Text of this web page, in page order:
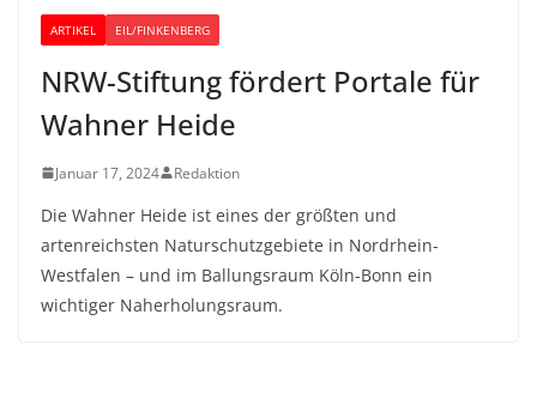
ARTIKEL EIL/FINKENBERG
NRW-Stiftung fördert Portale für
Wahner Heide
Januar 17, 2024 Redaktion
Die Wahner Heide ist eines der größten und
artenreichsten Naturschutzgebiete in Nordrhein-
Westfalen – und im Ballungsraum Köln-Bonn ein
wichtiger Naherholungsraum.